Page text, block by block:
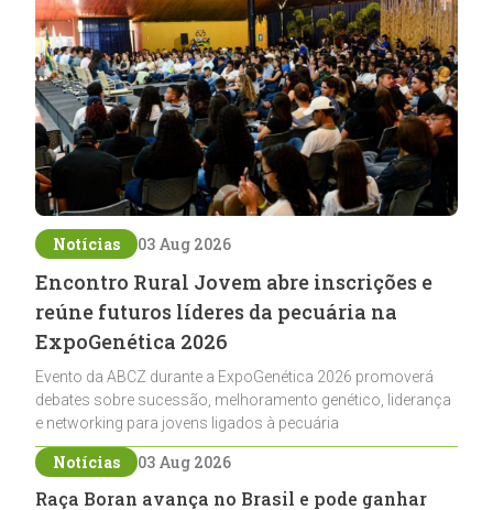
Notícias 03 Aug 2026
Encontro Rural Jovem abre inscrições e
reúne futuros líderes da pecuária na
ExpoGenética 2026
Evento da ABCZ durante a ExpoGenética 2026 promoverá
debates sobre sucessão, melhoramento genético, liderança
e networking para jovens ligados à pecuária
Notícias 03 Aug 2026
Raça Boran avança no Brasil e pode ganhar